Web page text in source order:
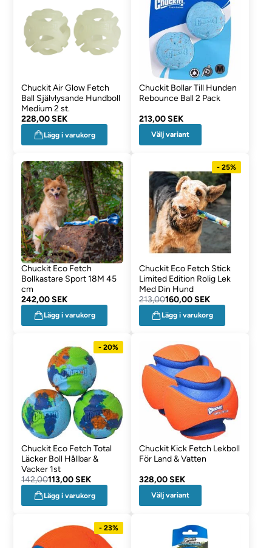
Chuckit Air Glow Fetch
Ball Självlysande Hundboll
Medium 2 st.
228,00 SEK
Lägg i varukorg
Chuckit Bollar Till Hunden
Rebounce Ball 2 Pack
213,00 SEK
Välj variant
Chuckit Eco Fetch
Bollkastare Sport 18M 45
cm
242,00 SEK
Lägg i varukorg
- 25%
Chuckit Eco Fetch Stick
Limited Edition Rolig Lek
Med Din Hund
213,00160,00 SEK
Lägg i varukorg
- 20%
Chuckit Eco Fetch Total
Läcker Boll Hållbar &
Vacker 1st
142,00113,00 SEK
Lägg i varukorg
Chuckit Kick Fetch Lekboll
För Land & Vatten
328,00 SEK
Välj variant
- 23%